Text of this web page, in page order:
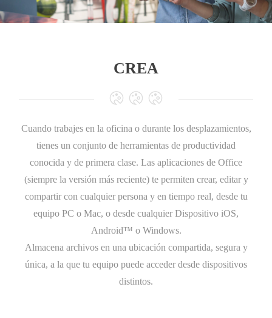
CREA
Cuando trabajes en la oficina o durante los desplazamientos,
tienes un conjunto de herramientas de productividad
conocida y de primera clase. Las aplicaciones de Office
(siempre la versión más reciente) te permiten crear, editar y
compartir con cualquier persona y en tiempo real, desde tu
equipo PC o Mac, o desde cualquier Dispositivo iOS,
Android™ o Windows.
Almacena archivos en una ubicación compartida, segura y
única, a la que tu equipo puede acceder desde dispositivos
distintos.